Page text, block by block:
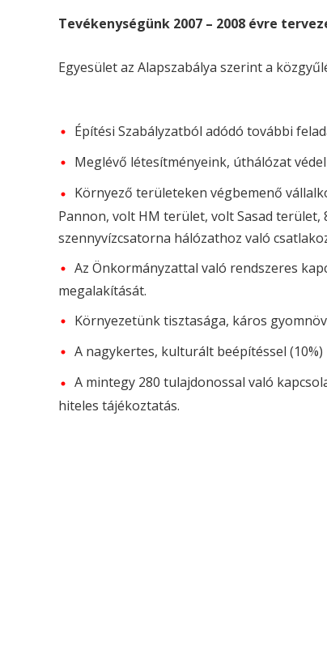
Tevékenységünk 2007 – 2008 évre
Egyesület az Alapszabálya szerint a
Építési Szabályzatból adódó további
Meglévő létesítményeink, úthálózat
Környező területeken végbemenő
Pannon, volt HM terület, volt Sasad terület,
szennyvízcsatorna hálózathoz való
Az Önkormányzattal való rendszeres
megalakítását.
Környezetünk tisztasága, káros
A nagykertes, kulturált beépítéssel
A mintegy 280 tulajdonossal való
hiteles tájékoztatás.